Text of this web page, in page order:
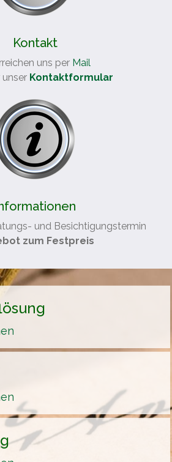
Kontakt
uns per Mail
Kontaktformular
und Besichtigungstermin
zum Festpreis